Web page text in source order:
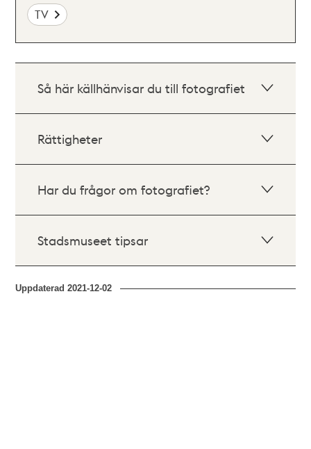
TV
Så här källhänvisar du till fotografiet
Rättigheter
Har du frågor om fotografiet?
Stadsmuseet tipsar
Uppdaterad2021-12-02